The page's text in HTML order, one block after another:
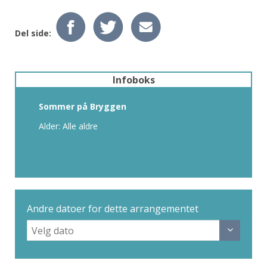
Del side:
Infoboks
Sommer på Bryggen
Alder: Alle aldre
Andre datoer for dette arrangementet